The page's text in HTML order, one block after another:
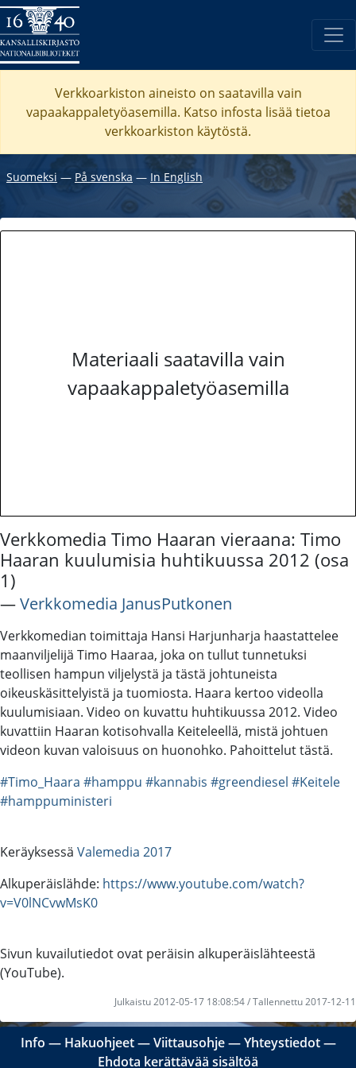
Verkkoarkiston aineisto on saatavilla vain
vapaakappaletyöasemilla. Katso infosta lisää tietoa
verkkoarkiston käytöstä.
Suomeksi ― På svenska ― In English
Materiaali saatavilla vain
vapaakappaletyöasemilla
Verkkomedia Timo Haaran vieraana: Timo
Haaran kuulumisia huhtikuussa 2012 (osa
1)
―Verkkomedia JanusPutkonen
Verkkomedian toimittaja Hansi Harjunharja haastattelee
maanviljelijä Timo Haaraa, joka on tullut tunnetuksi
teollisen hampun viljelystä ja tästä johtuneista
oikeuskäsittelyistä ja tuomiosta. Haara kertoo videolla
kuulumisiaan. Video on kuvattu huhtikuussa 2012. Video
kuvattiin Haaran kotisohvalla Keiteleellä, mistä johtuen
videon kuvan valoisuus on huonohko. Pahoittelut tästä.
#Timo_Haara #hamppu #kannabis #greendiesel #Keitele
#hamppuministeri
Keräyksessä Valemedia 2017
Alkuperäislähde: https://www.youtube.com/watch?
v=V0lNCvwMsK0
Sivun kuvailutiedot ovat peräisin alkuperäislähteestä
(YouTube).
Julkaistu 2012-05-17 18:08:54 / Tallennettu 2017-12-11
Info ― Hakuohjeet―Viittausohje―Yhteystiedot―
Ehdota kerättävää sisältöä